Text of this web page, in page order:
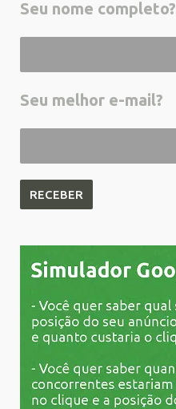
Seu nome completo?
Seu melhor e-mail?